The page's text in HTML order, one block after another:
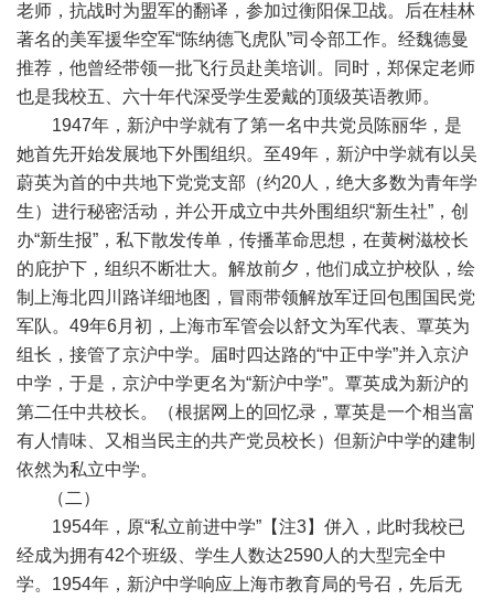
老师，抗战时为盟军的翻译，参加过衡阳保卫战。后在桂林
著名的美军援华空军“陈纳德飞虎队”司令部工作。经魏德曼
推荐，他曾经带领一批飞行员赴美培训。同时，郑保定老师
也是我校五、六十年代深受学生爱戴的顶级英语教师。
1947年，新沪中学就有了第一名中共党员陈丽华，是
她首先开始发展地下外围组织。至49年，新沪中学就有以吴
蔚英为首的中共地下党党支部（约20人，绝大多数为青年学
生）进行秘密活动，并公开成立中共外围组织“新生社”，创
办“新生报”，私下散发传单，传播革命思想，在黄树滋校长
的庇护下，组织不断壮大。解放前夕，他们成立护校队，绘
制上海北四川路详细地图，冒雨带领解放军迂回包围国民党
军队。49年6月初，上海市军管会以舒文为军代表、覃英为
组长，接管了京沪中学。届时四达路的“中正中学”并入京沪
中学，于是，京沪中学更名为“新沪中学”。覃英成为新沪的
第二任中共校长。（根据网上的回忆录，覃英是一个相当富
有人情味、又相当民主的共产党员校长）但新沪中学的建制
依然为私立中学。
（二）
1954年，原“私立前进中学”【注3】併入，此时我校已
经成为拥有42个班级、学生人数达2590人的大型完全中
学。1954年，新沪中学响应上海市教育局的号召，先后无